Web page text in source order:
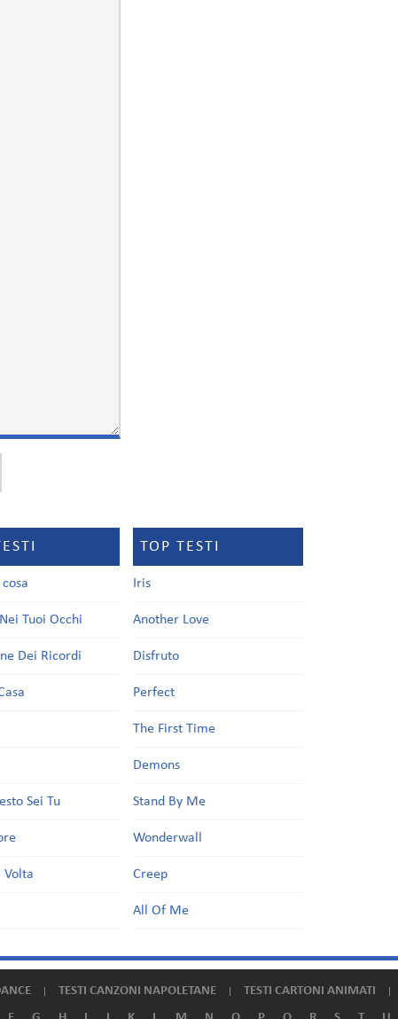
Tuoi Occhi
Dei Ricordi
Sei Tu
Volta
TOP TESTI
Iris
Another Love
Disfruto
Perfect
The First Time
Demons
Stand By Me
Wonderwall
Creep
All Of Me
TESTI CANZONI NAPOLETANE TESTI CARTONI ANIMATI